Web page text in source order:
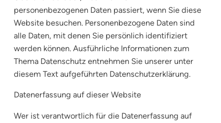
personenbezogenen Daten passiert, wenn Sie diese
Website besuchen. Personenbezogene Daten sind
alle Daten, mit denen Sie persönlich identifiziert
werden können. Ausführliche Informationen zum
Thema Datenschutz entnehmen Sie unserer unter
diesem Text aufgeführten Datenschutzerklärung.
Datenerfassung auf dieser Website
Wer ist verantwortlich für die Datenerfassung auf